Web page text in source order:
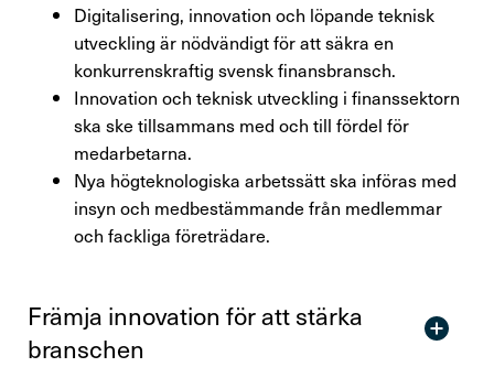
Finansförbundets åsikter
Branschfrågor i fokus
Rapporter
Remissvar
Nationella samarbeten
Digitalisering, innovation och löpande teknisk
utveckling är nödvändigt för att säkra en
konkurrenskraftig svensk finansbransch.
Innovation och teknisk utveckling i finanssektorn
ska ske tillsammans med och till fördel för
medarbetarna.
Nya högteknologiska arbetssätt ska införas med
insyn och medbestämmande från medlemmar
och fackliga företrädare.
Främja inno­va­tion för att stärka
bran­schen